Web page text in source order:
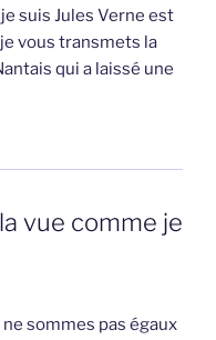
suis Jules Verne est
vous transmets la
qui a laissé une
vue comme je
sommes pas égaux